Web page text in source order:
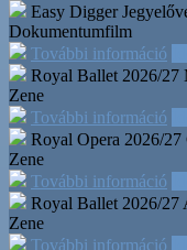
Easy Digger
Dokumentumfilm
További információ
Royal Ballet 2026/27
Zene
További információ
Royal Opera 2026/27
Zene
További információ
Royal Ballet 2026/27
Zene
További információ